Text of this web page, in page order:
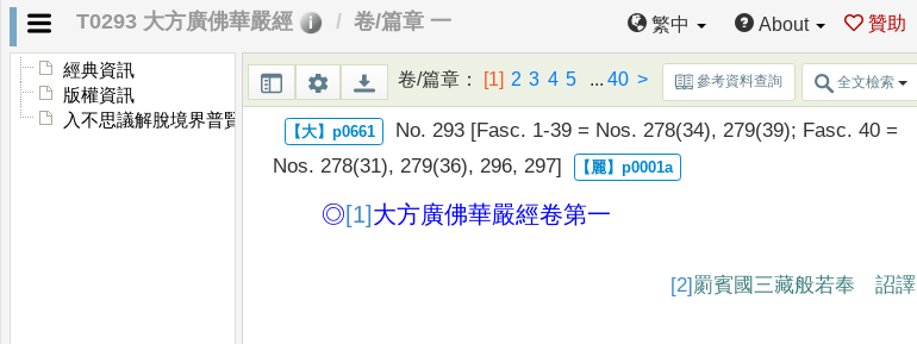
T0293 大方廣佛華嚴經 卷/篇章 一 繁中 About 贊助
經典資訊
版權資訊
入不思議解脫境界普賢行願品
卷/篇章 ： [1] 2 3 4 5 ... 40 > 參考資料查詢 全文檢索
No. 293 [Fasc. 1-39 = Nos. 278(34), 279(39); Fasc. 40 =
Nos. 278(31), 279(36), 296, 297]
◎[1]大方廣佛華嚴經卷第一
[2] 罽賓國三藏般若奉 詔譯